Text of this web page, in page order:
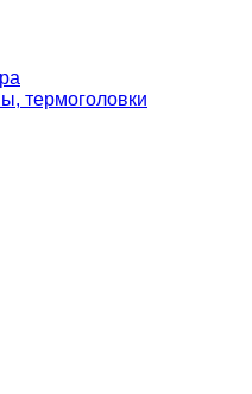
термоголовки